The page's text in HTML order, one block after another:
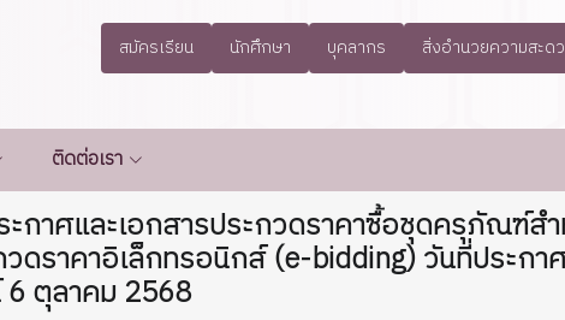
สมัครเรียน นักศึกษา บุคลากร สิ่งอำนวยความสะด
ติดต่อเรา
กาศและเอกสารประกวดราคาซื้อชุดครุภัณฑ์ส
ดราคาอิเล็กทรอนิกส์ (e-bidding) วันที่ประก
ตุลาคม 2568